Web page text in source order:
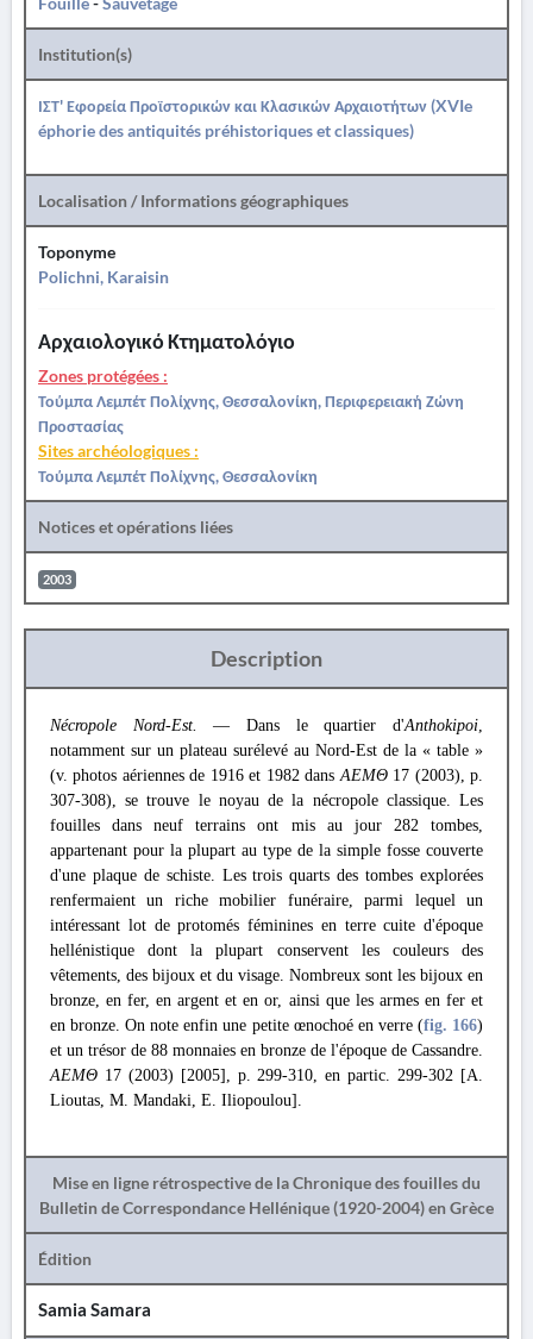
Institution(s)
ΙΣΤ' Εφορεία Προϊστορικών και Κλασικών Αρχαιοτήτων (XVIe
éphorie des antiquités préhistoriques et classiques)
Localisation / Informations géographiques
Toponyme
Polichni, Karaisin
Αρχαιολογικό Κτηματολόγιο
Zones protégées :
Τούμπα Λεμπέτ Πολίχνης, Θεσσαλονίκη, Περιφερειακή Ζώνη
Προστασίας
Sites archéologiques :
Τούμπα Λεμπέτ Πολίχνης, Θεσσαλονίκη
Notices et opérations liées
2003
Description
Nécropole Nord-Est.— Dans le quartier d'Anthokipoi,
notamment sur un plateau surélevé au Nord-Est de la « table »
(v. photos aériennes de 1916 et 1982 dansΑΕΜΘ17 (2003), p.
307-308), se trouve le noyau de la nécropole classique. Les
fouilles dans neuf terrains ont mis au jour 282 tombes,
appartenant pour la plupart au type de la simple fosse couverte
d'une plaque de schiste. Les trois quarts des tombes explorées
renfermaient un riche mobilier funéraire, parmi lequel un
intéressant lot de protomés féminines en terre cuite d'époque
hellénistique dont la plupart conservent les couleurs des
vêtements, des bijoux et du visage. Nombreux sont les bijoux en
bronze, en fer, en argent et en or, ainsi que les armes en fer et
en bronze. On note enfin une petite œnochoé en verre (fig. 166)
et un trésor de 88 monnaies en bronze de l'époque de Cassandre.
ΑΕΜΘ 17 (2003) [2005], p. 299-310, en partic. 299-302 [A.
Lioutas, M. Mandaki, E. Iliopoulou].
Mise en ligne rétrospective de la Chronique des fouilles du
Bulletin de Correspondance Hellénique (1920-2004) en Grèce
Édition
Samia Samara